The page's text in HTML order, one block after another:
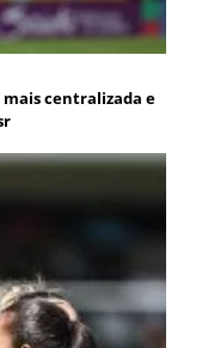
mais centralizada e